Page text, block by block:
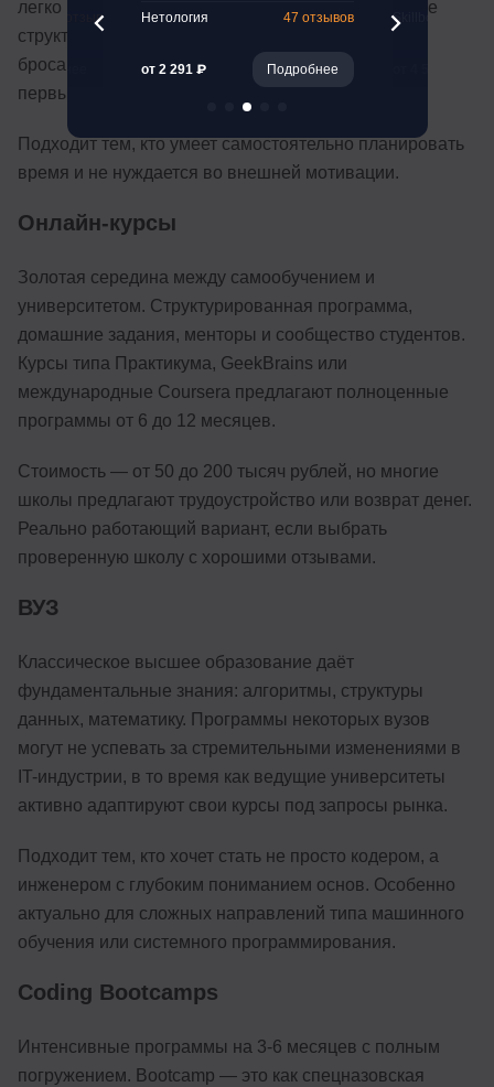
легко потеряться в море информации и отсутствие
структуры. Многие начинают с энтузиазмом, но
бросают через пару недель, когда сталкиваются с
первыми сложностями.
Подходит тем, кто умеет самостоятельно планировать
время и не нуждается во внешней мотивации.
Онлайн-курсы
Золотая середина между самообучением и
университетом. Структурированная программа,
домашние задания, менторы и сообщество студентов.
Курсы типа Практикума, GeekBrains или
международные Coursera предлагают полноценные
программы от 6 до 12 месяцев.
Стоимость — от 50 до 200 тысяч рублей, но многие
школы предлагают трудоустройство или возврат денег.
Реально работающий вариант, если выбрать
проверенную школу с хорошими отзывами.
ВУЗ
Классическое высшее образование даёт
фундаментальные знания: алгоритмы, структуры
данных, математику. Программы некоторых вузов
могут не успевать за стремительными изменениями в
IT-индустрии, в то время как ведущие университеты
активно адаптируют свои курсы под запросы рынка.
Подходит тем, кто хочет стать не просто кодером, а
инженером с глубоким пониманием основ. Особенно
актуально для сложных направлений типа машинного
обучения или системного программирования.
Coding Bootcamps
Интенсивные программы на 3-6 месяцев с полным
погружением. Bootcamp — это как спецназовская
261 отзыв
Подробнее
Нетология 47 отзывов
от 2 291 ₽ Подробнее
Skillbox